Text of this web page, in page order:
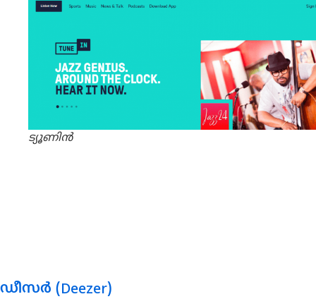
ട്യൂണിൻ
ഡീസർ (Deezer)